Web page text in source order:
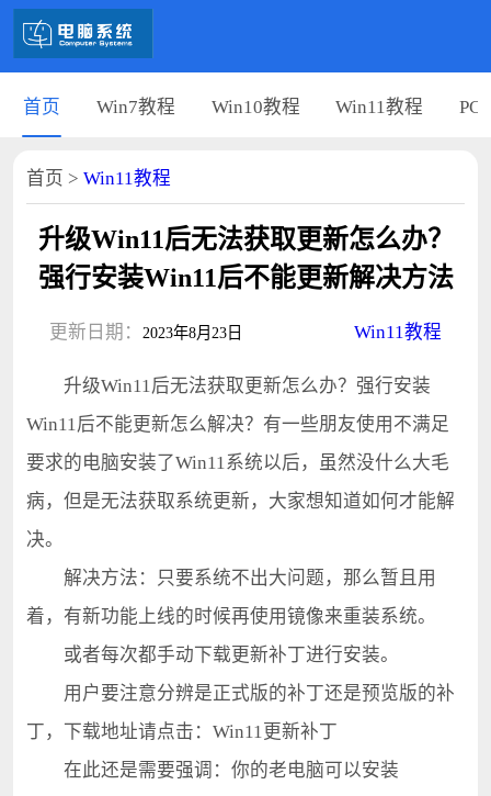
首页 Win7教程 Win10教程 Win11教程 PC
首页 > Win11教程
升级Win11后无法获取更新怎么办？
强行安装Win11后不能更新解决方法
更新日期： 2023年8月23日 Win11教程
升级Win11后无法获取更新怎么办？强行安装
Win11后不能更新怎么解决？有一些朋友使用不满足
要求的电脑安装了Win11系统以后，虽然没什么大毛
病，但是无法获取系统更新，大家想知道如何才能解
决。
解决方法：只要系统不出大问题，那么暂且用
着，有新功能上线的时候再使用镜像来重装系统。
或者每次都手动下载更新补丁进行安装。
用户要注意分辨是正式版的补丁还是预览版的补
丁，下载地址请点击：Win11更新补丁
在此还是需要强调：你的老电脑可以安装